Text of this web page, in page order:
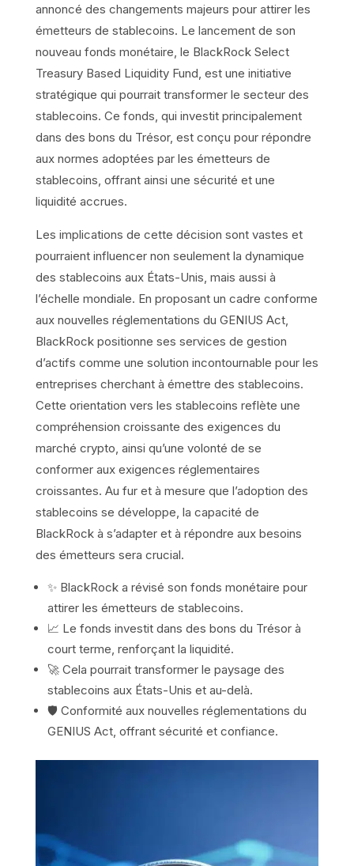
annoncé des changements majeurs pour attirer les
émetteurs de stablecoins. Le lancement de son
nouveau fonds monétaire, le BlackRock Select
Treasury Based Liquidity Fund, est une initiative
stratégique qui pourrait transformer le secteur des
stablecoins. Ce fonds, qui investit principalement
dans des bons du Trésor, est conçu pour répondre
aux normes adoptées par les émetteurs de
stablecoins, offrant ainsi une sécurité et une
liquidité accrues.
Les implications de cette décision sont vastes et
pourraient influencer non seulement la dynamique
des stablecoins aux États-Unis, mais aussi à
l’échelle mondiale. En proposant un cadre conforme
aux nouvelles réglementations du GENIUS Act,
BlackRock positionne ses services de gestion
d’actifs comme une solution incontournable pour les
entreprises cherchant à émettre des stablecoins.
Cette orientation vers les stablecoins reflète une
compréhension croissante des exigences du
marché crypto, ainsi qu’une volonté de se
conformer aux exigences réglementaires
croissantes. Au fur et à mesure que l’adoption des
stablecoins se développe, la capacité de
BlackRock à s’adapter et à répondre aux besoins
des émetteurs sera crucial.
✨ BlackRock a révisé son fonds monétaire pour
attirer les émetteurs de stablecoins.
📈 Le fonds investit dans des bons du Trésor à
court terme, renforçant la liquidité.
🚀 Cela pourrait transformer le paysage des
stablecoins aux États-Unis et au-delà.
🛡️ Conformité aux nouvelles réglementations du
GENIUS Act, offrant sécurité et confiance.